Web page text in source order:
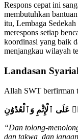
Respons cepat ini
membutuhkan
itu, Lembaga
merespons setiap
koordinasi yang baik
menjangkau wilayah
Landasan
Allah SWT berfirman
عَلَى ٱلْإِثْمِ وَٱلْعُدْوَٰنِ
“Dan tolong-
dan takwa, dan